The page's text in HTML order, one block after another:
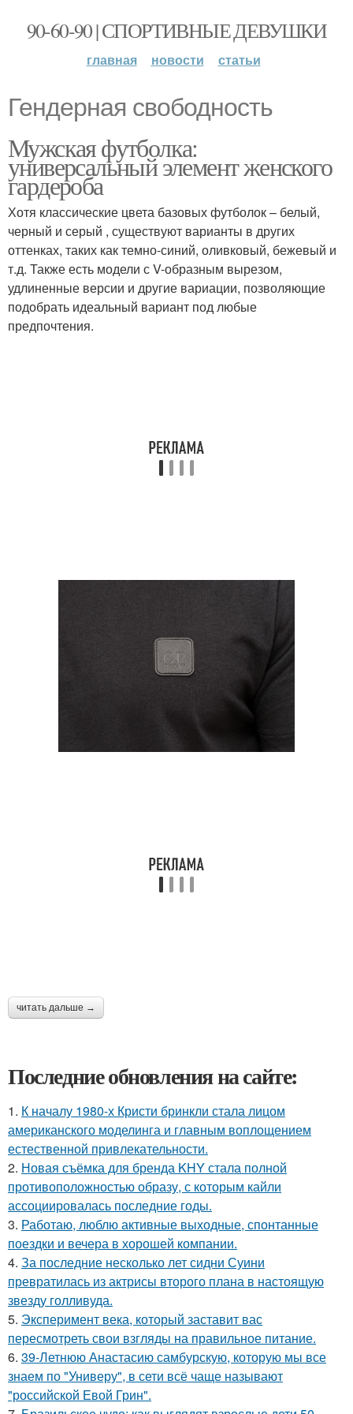
90-60-90 | СПОРТИВНЫЕ ДЕВУШКИ
главная новости статьи
Гендерная свободность
Мужская футболка:
универсальный элемент женского
гардероба
Хотя классические цвета базовых футболок – белый,
черный и серый , существуют варианты в других
оттенках, таких как темно-синий, оливковый, бежевый и
т.д. Также есть модели с V-образным вырезом,
удлиненные версии и другие вариации, позволяющие
подобрать идеальный вариант под любые
предпочтения.
читать дальше →
Последние обновления на сайте:
1. К началу 1980-х Кристи бринкли стала лицом
американского моделинга и главным воплощением
естественной привлекательности.
2. Новая съёмка для бренда KHY стала полной
противоположностью образу, с которым кайли
ассоциировалась последние годы.
3. Работаю, люблю активные выходные, спонтанные
поездки и вечера в хорошей компании.
4. За последние несколько лет сидни Суини
превратилась из актрисы второго плана в настоящую
звезду голливуда.
5. Эксперимент века, который заставит вас
пересмотреть свои взгляды на правильное питание.
6. 39-Летнюю Анастасию самбурскую, которую мы все
знаем по "Универу", в сети всё чаще называют
"российской Евой Грин".